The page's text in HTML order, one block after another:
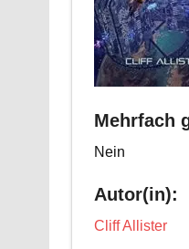
Mehrfach
Nein
Autor(in):
Cliff Allister